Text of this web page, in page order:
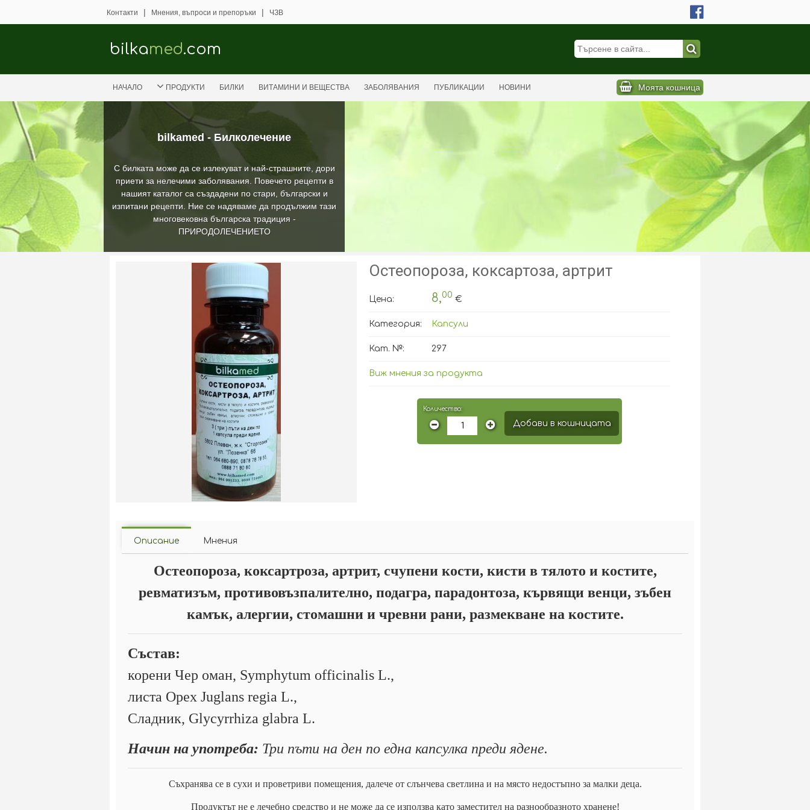
bilkamed - Билколечение
С билката може да се излекуват и най-страшните, дори
приети за нелечими заболявания. Повечето рецепти в
нашият каталог са създадени по стари, български и
изпитани рецепти. Ние се надяваме да продължим тази
многовековна българска традиция -
ПРИРОДОЛЕЧЕНИЕТО
Контакти | Мнения, въпроси и препоръки | ЧЗВ
bilkamed.com
НАЧАЛО ПРОДУКТИ БИЛКИ ВИТАМИНИ И ВЕЩЕСТВА ЗАБОЛЯВАНИЯ ПУБЛИКАЦИИ НОВИНИ Моята кошница
Остеопороза, коксартоза, артрит
Цена: 8,00 €
Категория: Капсули
Кат. №: 297
Виж мнения за продукта
Количество:
Добави в кошницата
Описание Мнения
Остеопороза, коксартроза, артрит, счупени кости, кисти в тялото и костите,
ревматизъм, противовъзпалително, подагра, парадонтоза, кървящи венци, зъбен
камък, алергии, стомашни и чревни рани, размекване на костите.
Състав:
корени Чер оман, Symphytum officinalis L.,
листа Орех Juglans regia L.,
Сладник, Glycyrrhiza glabra L.
Начин на употреба: Три пъти на ден по една капсулка преди ядене.
Съхранява се в сухи и проветриви помещения, далече от слънчева светлина и на място недостъпно за малки деца.
Продуктът не е лечебно средство и не може да се използва като заместител на разнообразното хранене!